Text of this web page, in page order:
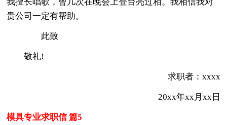
贵公司一定有帮助。
此致
敬礼!
求职者：xxxx
20xx年xx月xx日
模具专业求职信 篇5